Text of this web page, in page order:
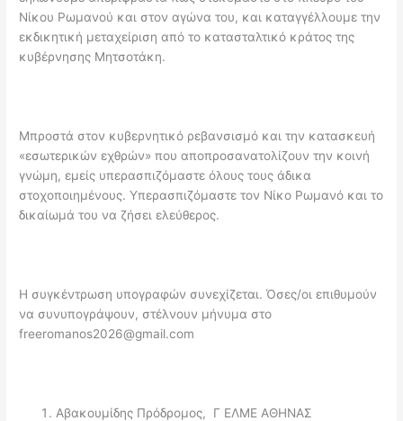
Νίκου Ρωμανού και στον αγώνα του, και καταγγέλλουμε την
εκδικητική μεταχείριση από το κατασταλτικό κράτος της
κυβέρνησης Μητσοτάκη.
Μπροστά στον κυβερνητικό ρεβανσισμό και την κατασκευή
«εσωτερικών εχθρών» που αποπροσανατολίζουν την κοινή
γνώμη, εμείς υπερασπιζόμαστε όλους τους άδικα
στοχοποιημένους. Υπερασπιζόμαστε τον Νίκο Ρωμανό και το
δικαίωμά του να ζήσει ελεύθερος.
Η συγκέντρωση υπογραφών συνεχίζεται. Όσες/οι επιθυμούν
να συνυπογράψουν, στέλνουν μήνυμα στο
freeromanos2026@gmail.com
Αβακουμίδης Πρόδρομος, Γ ΕΛΜΕ ΑΘΗΝΑΣ